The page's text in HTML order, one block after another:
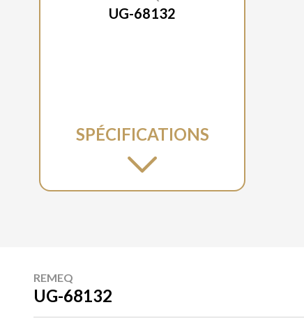
UG-68132
SPÉCIFICATIONS
REMEQ
UG-68132